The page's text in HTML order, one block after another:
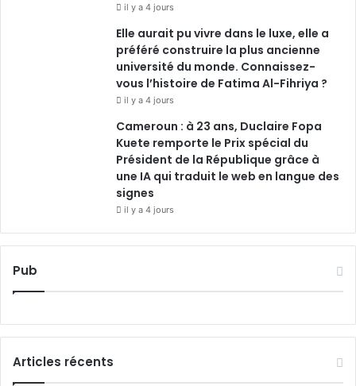
il y a 4 jours
Elle aurait pu vivre dans le luxe, elle a
préféré construire la plus ancienne
université du monde. Connaissez-
vous l’histoire de Fatima Al-Fihriya ?
il y a 4 jours
Cameroun : à 23 ans, Duclaire Fopa
Kuete remporte le Prix spécial du
Président de la République grâce à
une IA qui traduit le web en langue des
signes
il y a 4 jours
Pub
Articles récents